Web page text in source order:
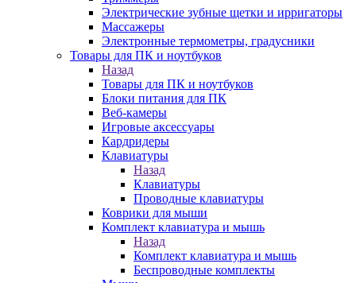
Электрические зубные щетки и ирригаторы
Массажеры
Электронные термометры, градусники
Товары для ПК и ноутбуков
Назад
Товары для ПК и ноутбуков
Блоки питания для ПК
Веб-камеры
Игровые аксессуары
Кардридеры
Клавиатуры
Назад
Клавиатуры
Проводные клавиатуры
Коврики для мыши
Комплект клавиатура и мышь
Назад
Комплект клавиатура и мышь
Беспроводные комплекты